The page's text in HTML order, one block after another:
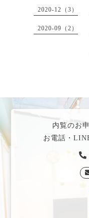
2020-12（3）
2020-09（2）
内覧のお
お電話・